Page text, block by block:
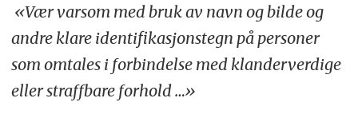
«Vær varsom med bruk av navn og bilde og
andre klare identifikasjonstegn på personer
som omtales i forbindelse med klanderverdige
eller straffbare forhold …»